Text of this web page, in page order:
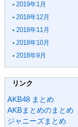
2019年1月
2018年12月
2018年11月
2018年10月
2018年9月
リンク
AKB48 まとめ
AKBまとめのまとめ
ジャニーズまとめ